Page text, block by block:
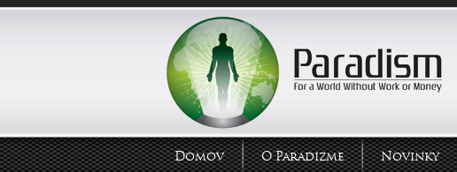
Domov O Paradizme Novinky